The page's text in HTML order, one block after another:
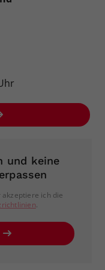
und keine
ich die
.